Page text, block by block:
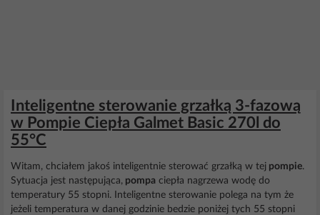
Inteligentne sterowanie grzałką 3-fazową
w Pompie Ciepła Galmet Basic 270l do
55°C
Witam, chciałem jakoś inteligentnie sterować grzałką w tej pompie.
Sytuacja jest następująca, pompa ciepła nagrzewa wodę do
temperatury 55 stopni. Inteligentne sterowanie polega na tym że
jeżeli temperatura w danej godzinie bedzie poniżej tych 55 stopni